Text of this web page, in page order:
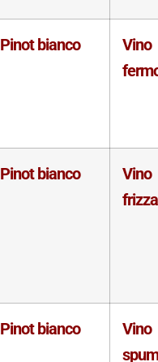
Pinot bianco
Vino
Pinot bianco
Vino
Pinot bianco
Vino